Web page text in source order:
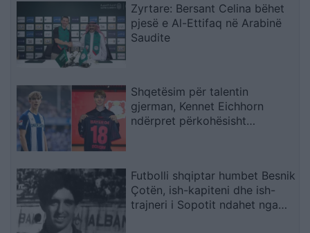
Zyrtare: Bersant Celina bëhet
pjesë e Al-Ettifaq në Arabinë
Saudite
Shqetësim për talentin
gjerman, Kennet Eichhorn
ndërpret përkohësisht
Futbolli shqiptar humbet Besnik
Çotën, ish-kapiteni dhe ish-
trajneri i Sopotit ndahet nga